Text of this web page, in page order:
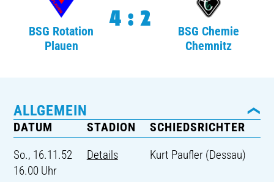
BSG Rotation
Plauen
4:2
BSG Chemie
Chemnitz
ALLGEMEIN
DATUM
So., 16.11.52
16.00 Uhr
STADION
Details
SCHIEDSRICHTER
Kurt Paufler (Dessau)